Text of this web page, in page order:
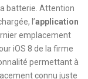
batterie. Attention
l’application
emplacement
iOS 8 de la firme
permettant à
connu juste